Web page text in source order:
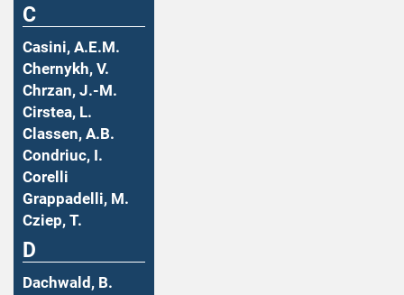
C
Casini, A.E.M.
Chernykh, V.
Chrzan, J.-M.
Cirstea, L.
Classen, A.B.
Condriuc, I.
Corelli
Grappadelli, M.
Cziep, T.
D
Dachwald, B.